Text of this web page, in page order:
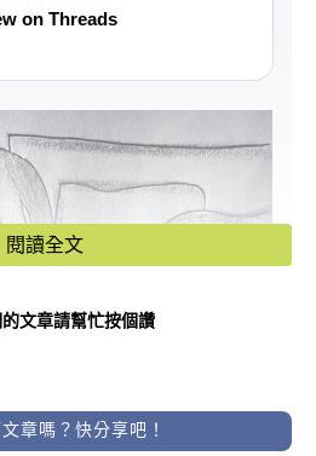
on Threads
閱讀全文
文章請幫忙按個讚
章嗎？快分享吧！